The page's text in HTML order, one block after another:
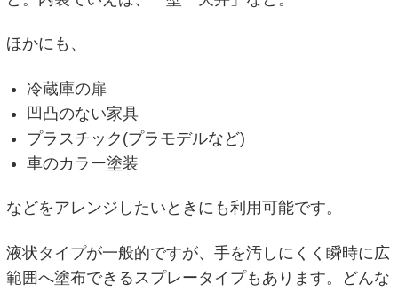
ほかにも、
冷蔵庫の扉
凹凸のない家具
プラスチック(プラモデルなど)
車のカラー塗装
などをアレンジしたいときにも利用可能です。
液状タイプが一般的ですが、手を汚しにくく瞬時に広
範囲へ塗布できるスプレータイプもあります。どんな